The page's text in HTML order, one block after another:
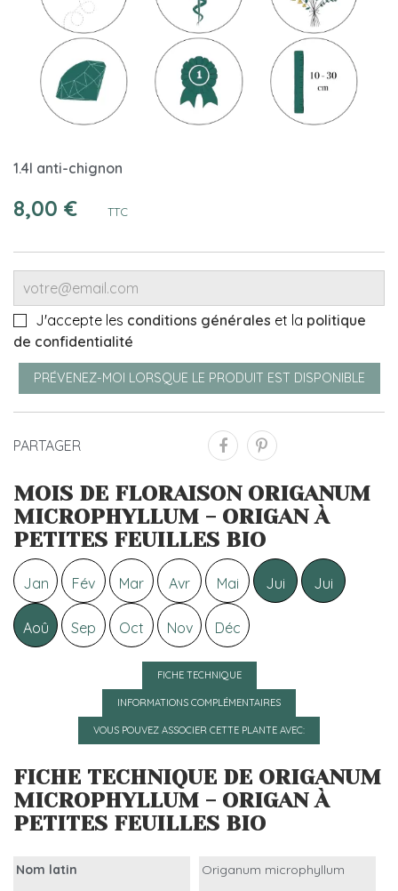
1.4l anti-chignon
8,00 € TTC
J'accepte les conditions générales et la politique
de confidentialité
PRÉVENEZ-MOI LORSQUE LE PRODUIT EST DISPONIBLE
PARTAGER
MOIS DE FLORAISON ORIGANUM
MICROPHYLLUM - ORIGAN À
PETITES FEUILLES BIO
Jan Fév Mar Avr Mai Jui Jui
Aoû Sep Oct Nov Déc
FICHE TECHNIQUE
INFORMATIONS COMPLÉMENTAIRES
VOUS POUVEZ ASSOCIER CETTE PLANTE AVEC:
FICHE TECHNIQUE DE ORIGANUM
MICROPHYLLUM - ORIGAN À
PETITES FEUILLES BIO
Nom latin Origanum microphyllum